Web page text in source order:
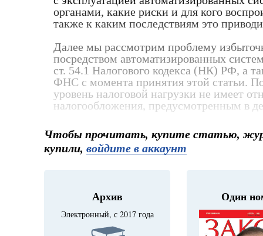
органами, какие риски и для кого
также к каким последствиям это
Далее мы рассмотрим проблему
посредством автоматизированных
ст. 54.1 Налогового кодекса (НК) РФ, а
ФНС с момента принятия этой статьи.
уровень налоговой нагрузки не имеет
налогообложения, предусмотренным в
Чтобы прочитать, купите статью,
купили, войдите в аккаунт
Архив
Электронный, с 2017 года
Один